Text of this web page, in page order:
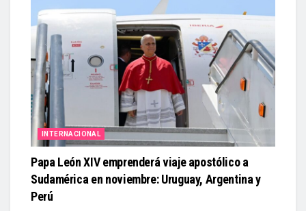
INTERNACIONAL
Papa León XIV emprenderá viaje apostólico a
Sudamérica en noviembre: Uruguay, Argentina y
Perú